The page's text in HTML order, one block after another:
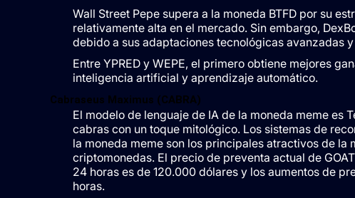
Wall Street Pepe supera a la moneda BTFD por su
relativamente alta en el mercado. Sin embargo,
debido a sus adaptaciones tecnológicas avanzadas
Entre YPRED y WEPE, el primero obtiene mejores
inteligencia artificial y aprendizaje automático.
Cabraseus Maximus (CABRA)
El modelo de lenguaje de IA de la moneda meme es
cabras con un toque mitológico. Los sistemas de
la moneda meme son los principales atractivos de
criptomonedas. El precio de preventa actual de
24 horas es de 120.000 dólares y los aumentos de
horas.